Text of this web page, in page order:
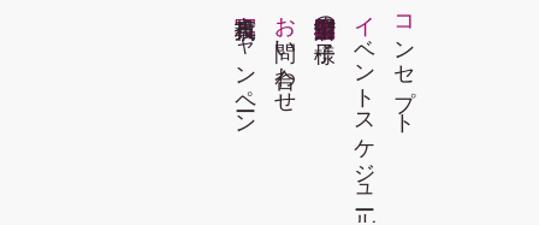
コ
ン
セ
プ
ト
イ
ベ
ン
ト
ス
ケ
ジ
ュ
ール
様子
お
問い
合わ
せ
ーン